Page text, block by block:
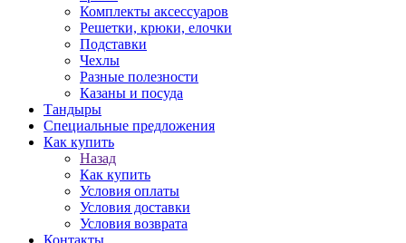
Комплекты аксессуаров
Решетки, крюки, елочки
Подставки
Чехлы
Разные полезности
Казаны и посуда
Тандыры
Специальные предложения
Как купить
Назад
Как купить
Условия оплаты
Условия доставки
Условия возврата
Контакты